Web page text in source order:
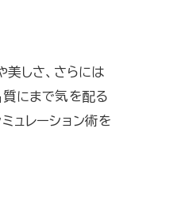
しさ、さらには
にまで気を配る
ュレーション術を